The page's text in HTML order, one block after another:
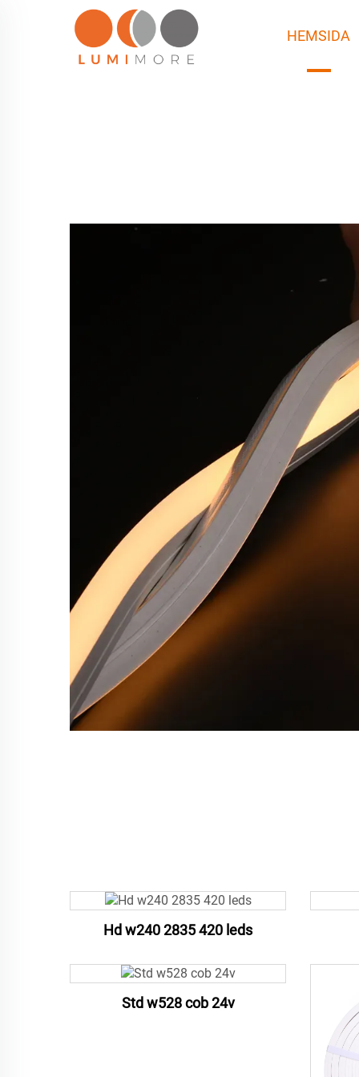
HEMSIDA
Hd w240 2835 420 leds
Std w528 cob 24v